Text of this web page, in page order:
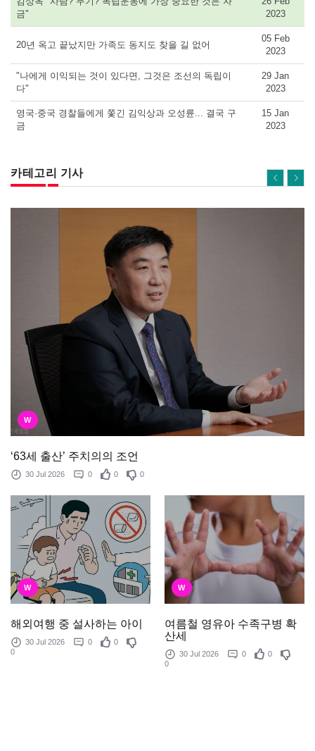
금"
2023
20년 옥고 끝났지만 가족도 동지도 찾을 길 없어
05 Feb
2023
"나에게 이익되는 것이 있다면, 그것은 조선의 독립이
다"
29 Jan
2023
영국·중국 경찰들에게 쫓긴 김익상과 오성륜... 결국 구
금
15 Jan
2023
카테고리 기사
W
‘63세 출산’ 주치의의 조언
30 Jul 2026 0 0 0
W
해외여행 중 설사하는 아이
30 Jul 2026 0
0
0
W
여름철 영유아 수족구병 확
산세
30 Jul 2026 0
0
0